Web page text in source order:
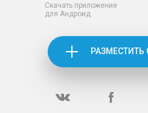
Скачать приложение
для Андроид